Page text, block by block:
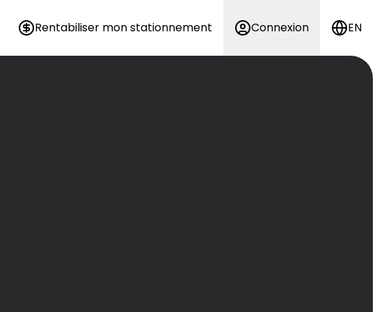
Rentabiliser mon stationnement Connexion EN